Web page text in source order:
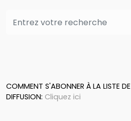
COMMENT S'ABONNER À LA LISTE DE
DIFFUSION: Cliquez ici